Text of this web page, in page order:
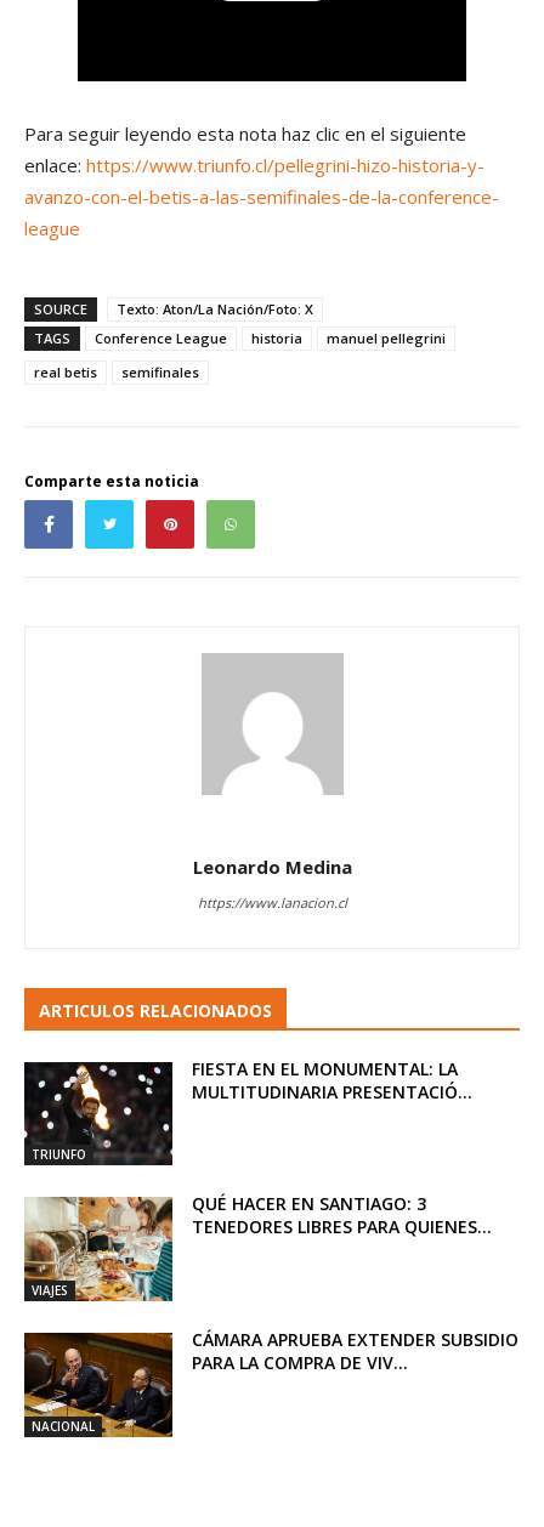
Para seguir leyendo esta nota haz clic en el siguiente
enlace: https://www.triunfo.cl/pellegrini-hizo-historia-y-
avanzo-con-el-betis-a-las-semifinales-de-la-conference-
league
SOURCE
Texto: Aton/La Nación/Foto: X
TAGS
Conference League historia
manuel pellegrini
real betis
semifinales
Comparte esta noticia
Leonardo Medina
https://www.lanacion.cl
ARTICULOS RELACIONADOS
TRIUNFO
FIESTA EN EL MONUMENTAL: LA
MULTITUDINARIA PRESENTACIÓ...
VIAJES
QUÉ HACER EN SANTIAGO: 3
TENEDORES LIBRES PARA QUIENES...
NACIONAL
CÁMARA APRUEBA EXTENDER SUBSIDIO
PARA LA COMPRA DE VIV...